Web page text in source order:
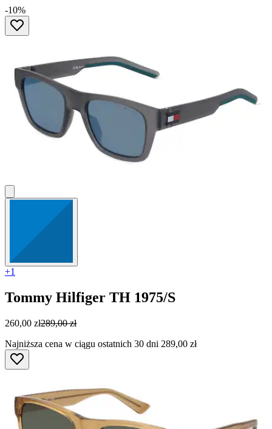
-10%
+1
Tommy Hilfiger TH 1975/S
260,00 zł289,00 zł
Najniższa cena w ciągu ostatnich 30 dni 289,00 zł